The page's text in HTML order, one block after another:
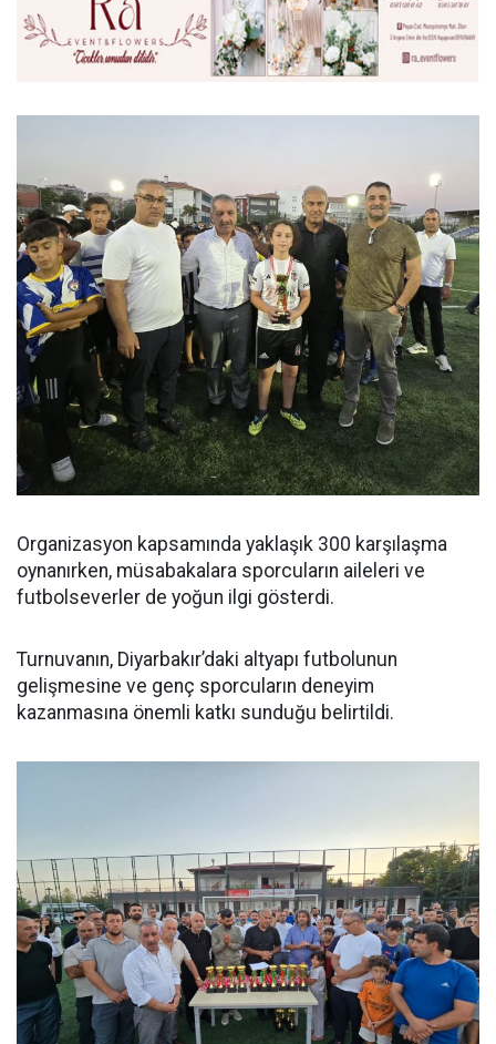
Organizasyon kapsamında yaklaşık 300 karşılaşma
oynanırken, müsabakalara sporcuların aileleri ve
futbolseverler de yoğun ilgi gösterdi.
Turnuvanın, Diyarbakır’daki altyapı futbolunun
gelişmesine ve genç sporcuların deneyim
kazanmasına önemli katkı sunduğu belirtildi.